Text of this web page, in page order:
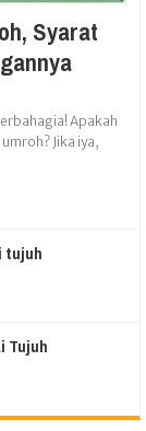
Syarat
Apakah
Jika iya,
tujuh
Tujuh